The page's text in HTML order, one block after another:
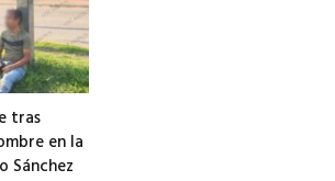
tras
en la
Sánchez